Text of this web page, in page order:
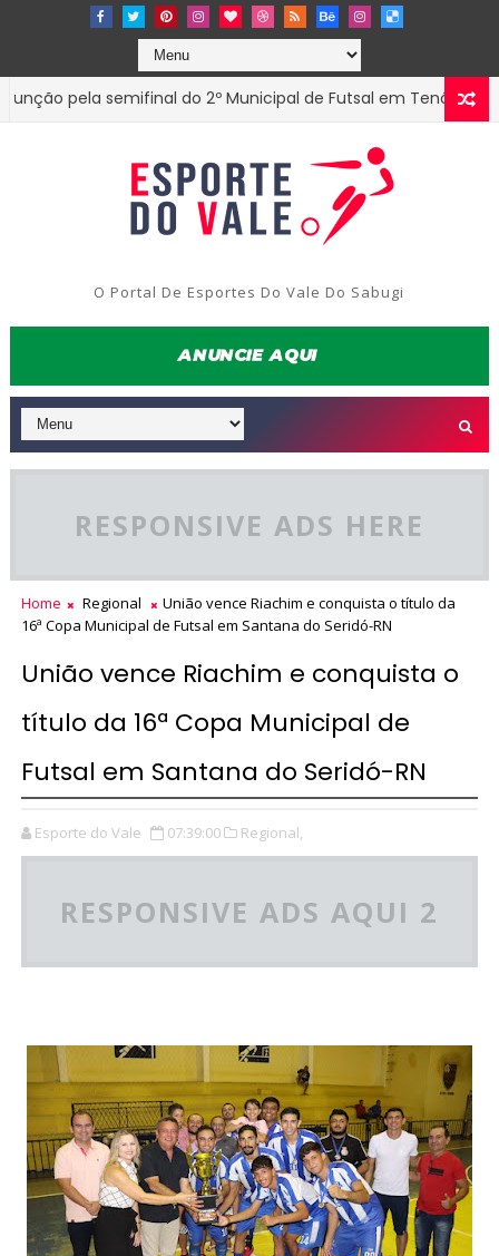
do 2º Municipal de Futsal em Tenório-PB ESTADUAL
O Portal De Esportes Do Vale Do Sabugi
RESPONSIVE ADS HERE
Home Regional
União vence Riachim e conquista o título da
16ª Copa Municipal de Futsal em Santana do Seridó-RN
União vence Riachim e conquista o
título da 16ª Copa Municipal de
Futsal em Santana do Seridó-RN
Esporte do Vale 07:39:00 Regional,
RESPONSIVE ADS AQUI 2